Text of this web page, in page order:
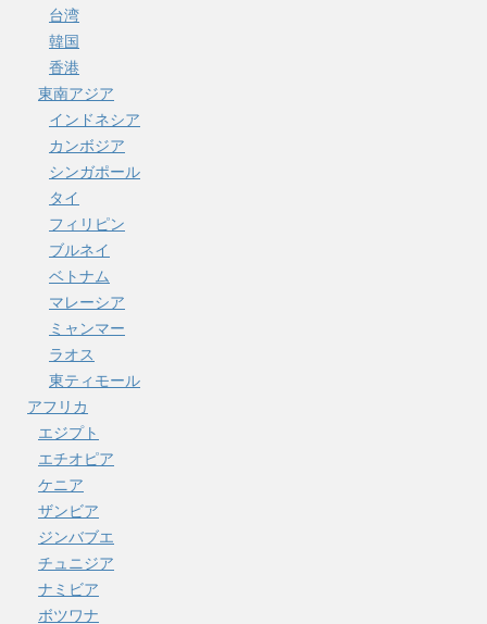
台湾
韓国
香港
東南アジア
インドネシア
カンボジア
シンガポール
タイ
フィリピン
ブルネイ
ベトナム
マレーシア
ミャンマー
ラオス
東ティモール
アフリカ
エジプト
エチオピア
ケニア
ザンビア
ジンバブエ
チュニジア
ナミビア
ボツワナ